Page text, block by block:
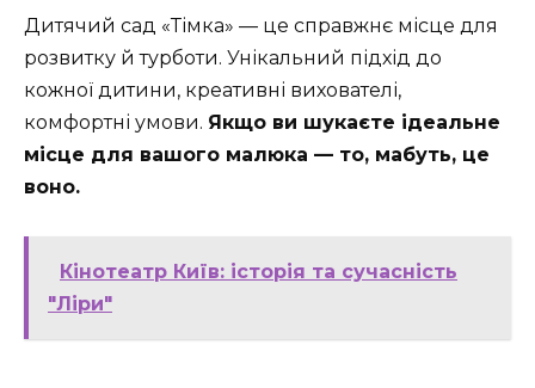
Дитячий сад «Тімка» — це справжнє місце для
розвитку й турботи. Унікальний підхід до
кожної дитини, креативні вихователі,
комфортні умови. Якщо ви шукаєте ідеальне
місце для вашого малюка — то, мабуть, це
воно.
Кінотеатр Київ: історія та сучасність
"Ліри"